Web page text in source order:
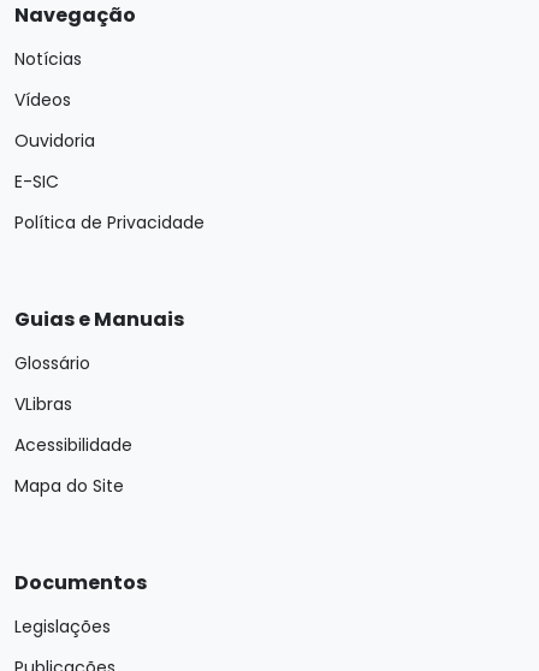
Navegação
Notícias
Vídeos
Ouvidoria
E-SIC
Política de Privacidade
Guias e Manuais
Glossário
VLibras
Acessibilidade
Mapa do Site
Documentos
Legislações